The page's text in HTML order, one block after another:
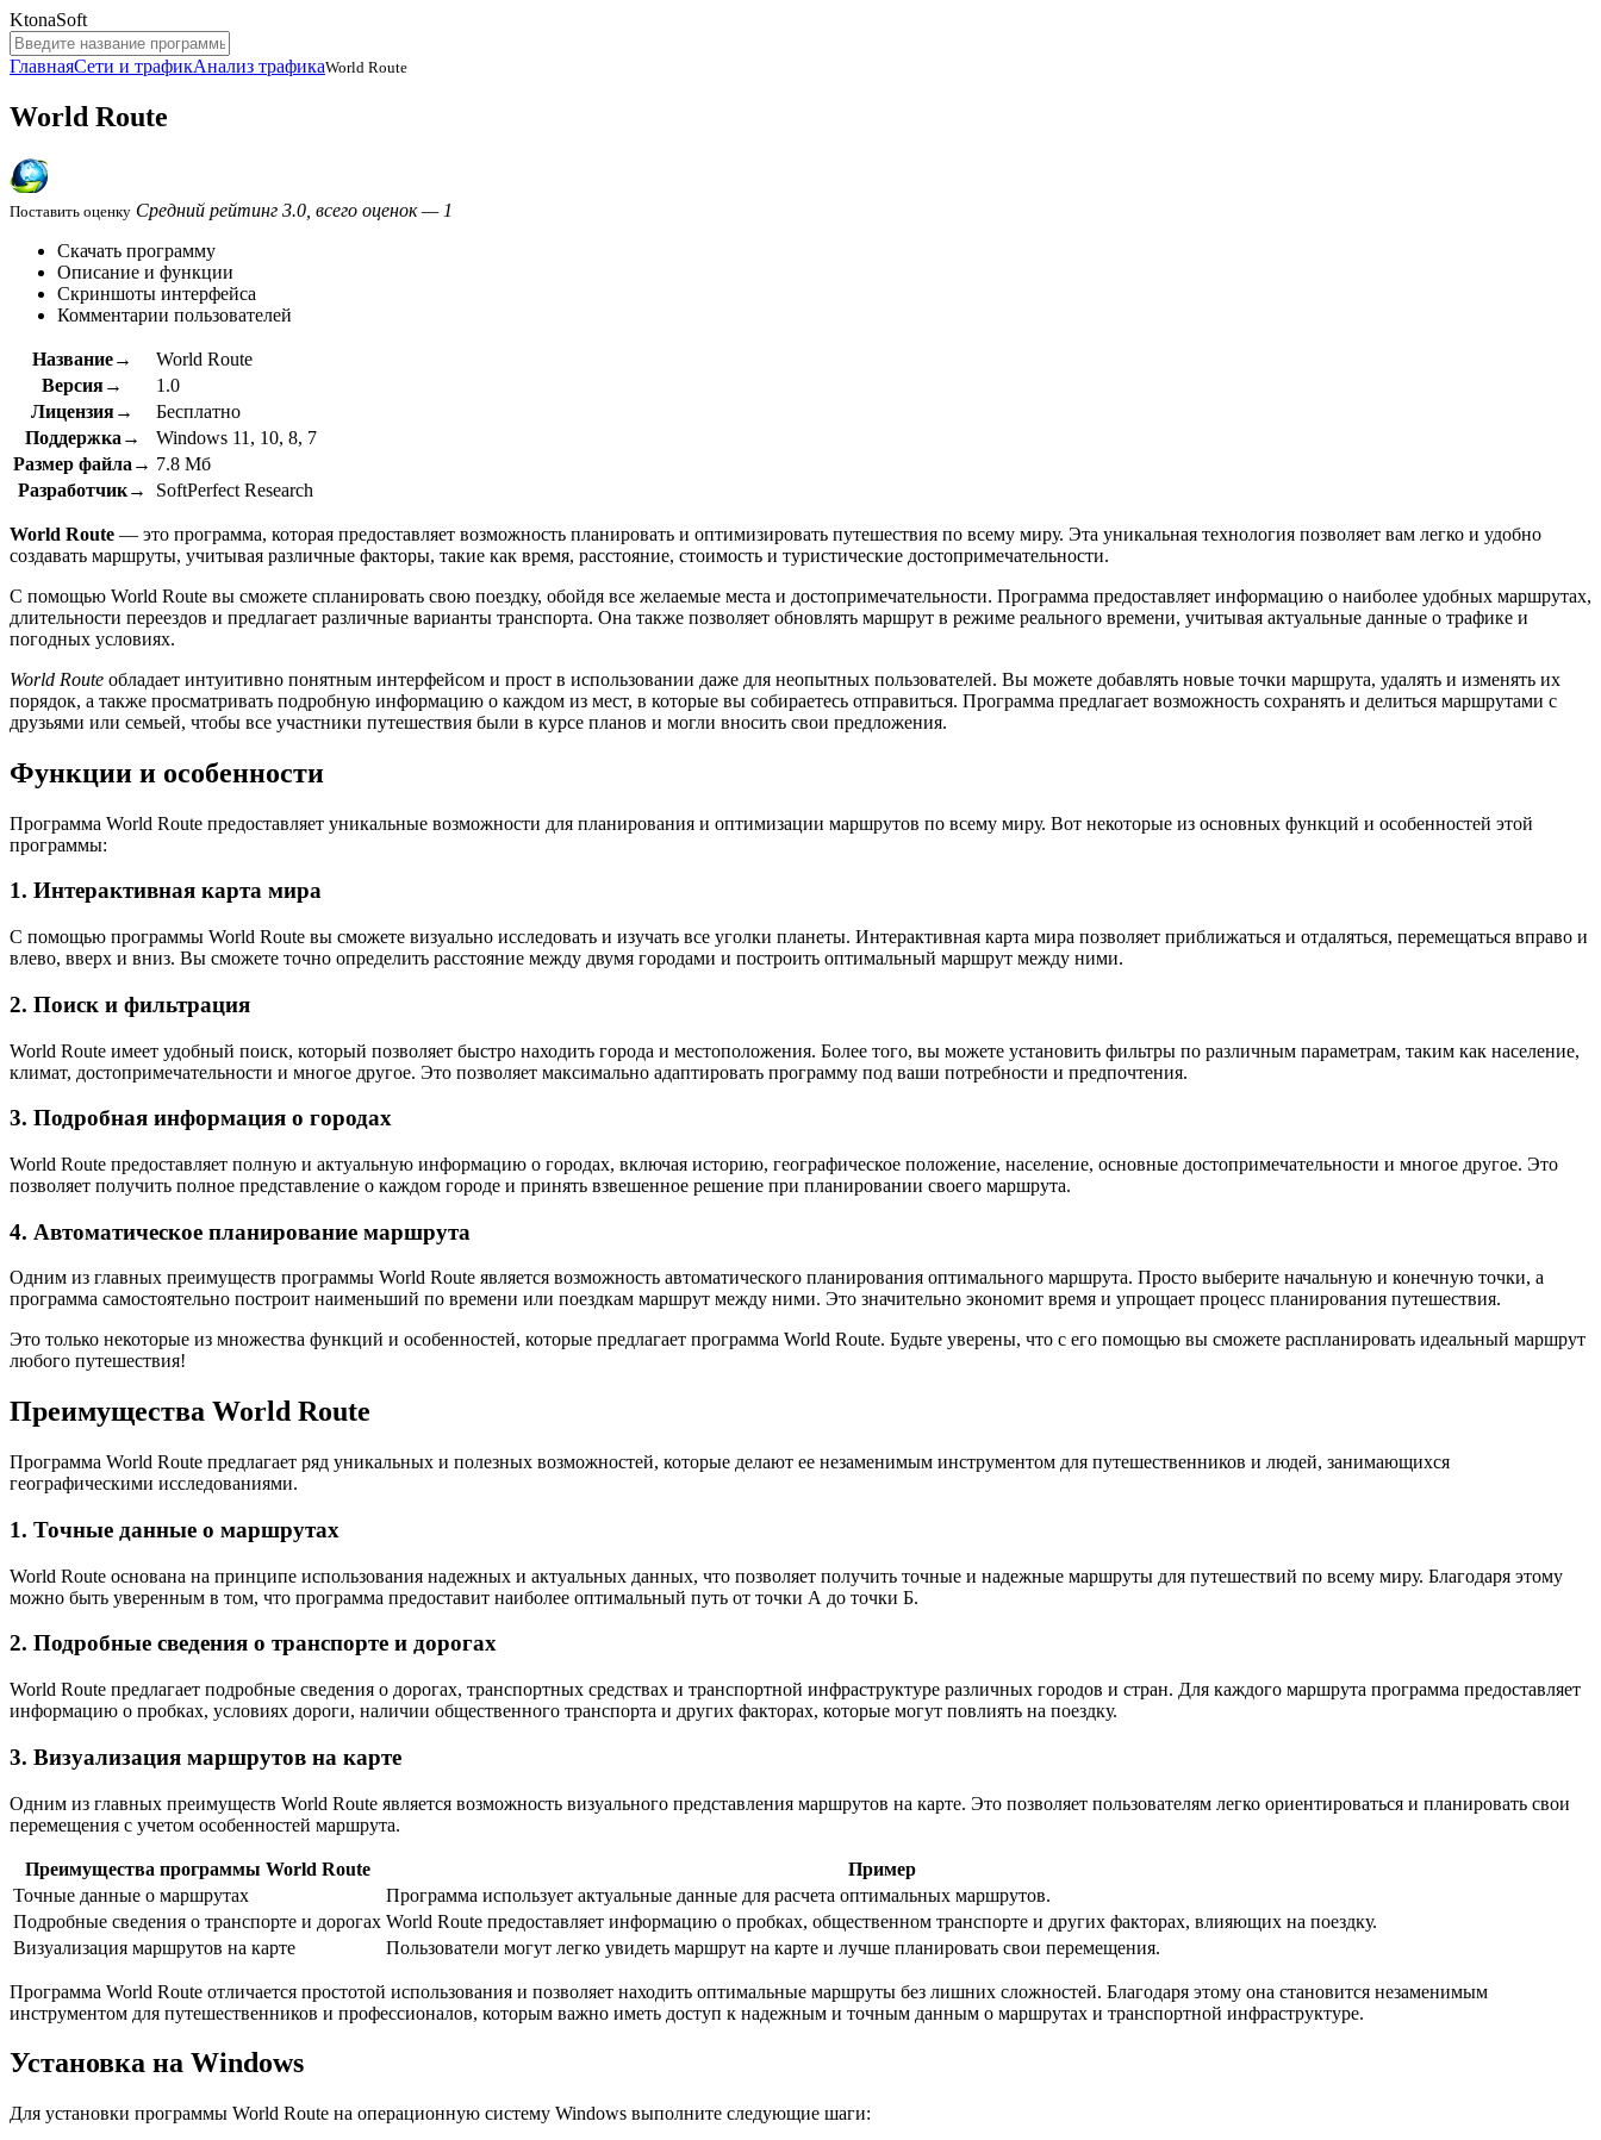
KtonaSoft
ГлавнаяСети и трафикАнализ трафикаWorld Route
World Route
Поставить оценку Средний рейтинг 3.0, всего оценок — 1
Скачать программу
Описание и функции
Скриншоты интерфейса
Комментарии пользователей
Название→
World Route
Версия→
1.0
Лицензия→
Бесплатно
Поддержка→
Windows 11, 10, 8, 7
Размер файла→ 7.8 Мб
Разработчик→
SoftPerfect Research
World Route — это программа, которая предоставляет возможность планировать и оптимизировать путешествия по всему миру. Эта уникальная технология позволяет вам легко и удобно
создавать маршруты, учитывая различные факторы, такие как время, расстояние, стоимость и туристические достопримечательности.
С помощью World Route вы сможете спланировать свою поездку, обойдя все желаемые места и достопримечательности. Программа предоставляет информацию о наиболее удобных маршрутах,
длительности переездов и предлагает различные варианты транспорта. Она также позволяет обновлять маршрут в режиме реального времени, учитывая актуальные данные о трафике и
погодных условиях.
World Route обладает интуитивно понятным интерфейсом и прост в использовании даже для неопытных пользователей. Вы можете добавлять новые точки маршрута, удалять и изменять их
порядок, а также просматривать подробную информацию о каждом из мест, в которые вы собираетесь отправиться. Программа предлагает возможность сохранять и делиться маршрутами с
друзьями или семьей, чтобы все участники путешествия были в курсе планов и могли вносить свои предложения.
Функции и особенности
Программа World Route предоставляет уникальные возможности для планирования и оптимизации маршрутов по всему миру. Вот некоторые из основных функций и особенностей этой
программы:
1. Интерактивная карта мира
С помощью программы World Route вы сможете визуально исследовать и изучать все уголки планеты. Интерактивная карта мира позволяет приближаться и отдаляться, перемещаться вправо и
влево, вверх и вниз. Вы сможете точно определить расстояние между двумя городами и построить оптимальный маршрут между ними.
2. Поиск и фильтрация
World Route имеет удобный поиск, который позволяет быстро находить города и местоположения. Более того, вы можете установить фильтры по различным параметрам, таким как население,
климат, достопримечательности и многое другое. Это позволяет максимально адаптировать программу под ваши потребности и предпочтения.
3. Подробная информация о городах
World Route предоставляет полную и актуальную информацию о городах, включая историю, географическое положение, население, основные достопримечательности и многое другое. Это
позволяет получить полное представление о каждом городе и принять взвешенное решение при планировании своего маршрута.
4. Автоматическое планирование маршрута
Одним из главных преимуществ программы World Route является возможность автоматического планирования оптимального маршрута. Просто выберите начальную и конечную точки, а
программа самостоятельно построит наименьший по времени или поездкам маршрут между ними. Это значительно экономит время и упрощает процесс планирования путешествия.
Это только некоторые из множества функций и особенностей, которые предлагает программа World Route. Будьте уверены, что с его помощью вы сможете распланировать идеальный маршрут
любого путешествия!
Преимущества World Route
Программа World Route предлагает ряд уникальных и полезных возможностей, которые делают ее незаменимым инструментом для путешественников и людей, занимающихся
географическими исследованиями.
1. Точные данные о маршрутах
World Route основана на принципе использования надежных и актуальных данных, что позволяет получить точные и надежные маршруты для путешествий по всему миру. Благодаря этому
можно быть уверенным в том, что программа предоставит наиболее оптимальный путь от точки А до точки Б.
2. Подробные сведения о транспорте и дорогах
World Route предлагает подробные сведения о дорогах, транспортных средствах и транспортной инфраструктуре различных городов и стран. Для каждого маршрута программа предоставляет
информацию о пробках, условиях дороги, наличии общественного транспорта и других факторах, которые могут повлиять на поездку.
3. Визуализация маршрутов на карте
Одним из главных преимуществ World Route является возможность визуального представления маршрутов на карте. Это позволяет пользователям легко ориентироваться и планировать свои
перемещения с учетом особенностей маршрута.
Преимущества программы World Route
Пример
Точные данные о маршрутах
Программа использует актуальные данные для расчета оптимальных маршрутов.
Подробные сведения о транспорте и дорогах World Route предоставляет информацию о пробках, общественном транспорте и других факторах, влияющих на поездку.
Визуализация маршрутов на карте
Пользователи могут легко увидеть маршрут на карте и лучше планировать свои перемещения.
Программа World Route отличается простотой использования и позволяет находить оптимальные маршруты без лишних сложностей. Благодаря этому она становится незаменимым
инструментом для путешественников и профессионалов, которым важно иметь доступ к надежным и точным данным о маршрутах и транспортной инфраструктуре.
Установка на Windows
Для установки программы World Route на операционную систему Windows выполните следующие шаги: